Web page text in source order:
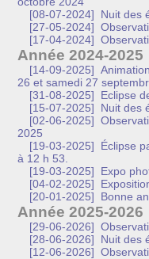
[08-07-2024]
Nuit des
[27-05-2024]
[17-04-2024]
Année 2024-2025
[14-09-2025]
26 et samedi 27
[31-08-2025]
Eclipse
[15-07-2025]
Nuit des
[02-06-2025]
2025
[19-03-2025]
Éclipse
à 12 h 53.
[19-03-2025]
Expo
[04-02-2025]
[20-01-2025]
Bonne
Année 2025-2026
[29-06-2026]
[28-06-2026]
Nuit des
[12-06-2026]